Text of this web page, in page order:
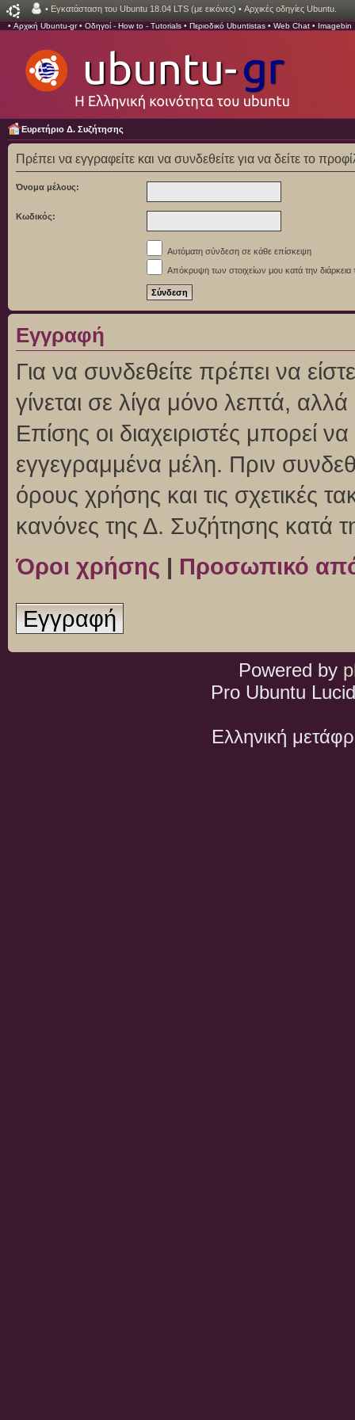
• Εγκατάσταση του Ubuntu 18.04 LTS (με εικόνες) • Αρχικές οδηγίες Ubuntu.
• Αρχική Ubuntu-gr• Οδηγοί - How to - Tutorials • Περιοδικό Ubuntistas • Web Chat • Imagebin
Ευρετήριο Δ. Συζήτησης
Πρέπει να εγγραφείτε και να συνδεθείτε για να δείτε το
Όνομα μέλους:
Κωδικός:
Αυτόματη σύνδεση σε κάθε επίσκεψη
Απόκρυψη των στοιχείων μου κατά την διάρκεια
Εγγραφή
Για να συνδεθείτε πρέπει να
γίνεται σε λίγα μόνο λεπτά,
Επίσης οι διαχειριστές μπορεί
εγγεγραμμένα μέλη. Πριν
όρους χρήσης και τις σχετικές
κανόνες της Δ. Συζήτησης κατά
Όροι χρήσης | Προσωπικό
Εγγραφή
Powered by
Pro Ubuntu
Ελληνική